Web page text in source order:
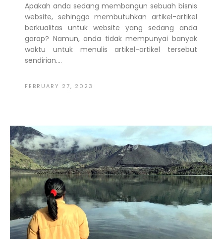
Apakah anda sedang membangun sebuah bisnis
website, sehingga membutuhkan artikel-artikel
berkualitas untuk website yang sedang anda
garap? Namun, anda tidak mempunyai banyak
waktu untuk menulis artikel-artikel tersebut
sendirian....
FEBRUARY 27, 2023